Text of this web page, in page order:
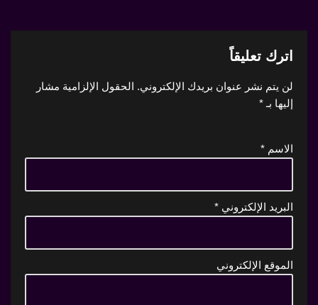
اترك تعليقاً
لن يتم نشر عنوان بريدك الإلكتروني. الحقول الإلزامية مشار
إليها بـ *
الاسم *
البريد الإلكتروني *
الموقع الإلكتروني